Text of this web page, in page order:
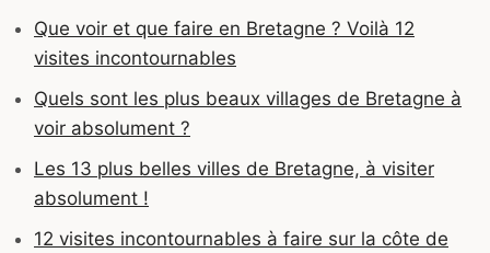
Que voir et que faire en Bretagne ? Voilà 12
visites incontournables
Quels sont les plus beaux villages de Bretagne à
voir absolument ?
Les 13 plus belles villes de Bretagne, à visiter
absolument !
12 visites incontournables à faire sur la côte de